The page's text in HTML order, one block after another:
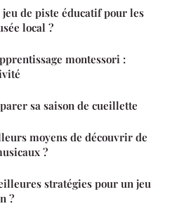
de piste éducatif pour les
local ?
montessori :
sa saison de cueillette
moyens de découvrir de
?
stratégies pour un jeu
?